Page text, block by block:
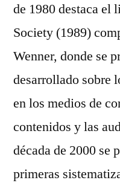
de 1980 destaca el
Society (1989)
Wenner, donde se
desarrollado sobre
en los medios de
contenidos y las
década de 2000 se
primeras